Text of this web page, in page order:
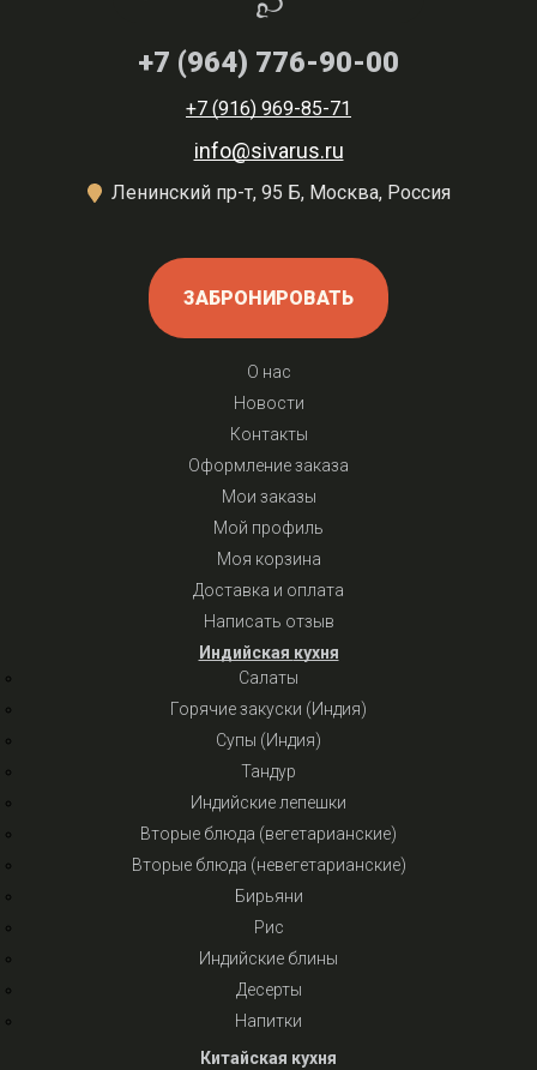
+7 (964) 776-90-00
+7 (916) 969-85-71
info@sivarus.ru
Ленинский пр-т, 95 Б, Москва, Россия
ЗАБРОНИРОВАТЬ
О нас
Новости
Контакты
Оформление заказа
Мои заказы
Мой профиль
Моя корзина
Доставка и оплата
Написать отзыв
Индийская кухня
Салаты
Горячие закуски (Индия)
Супы (Индия)
Тандур
Индийские лепешки
Вторые блюда (вегетарианские)
Вторые блюда (невегетарианские)
Бирьяни
Рис
Индийские блины
Десерты
Напитки
Китайская кухня